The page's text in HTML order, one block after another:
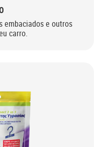
embaciados e outros
carro.